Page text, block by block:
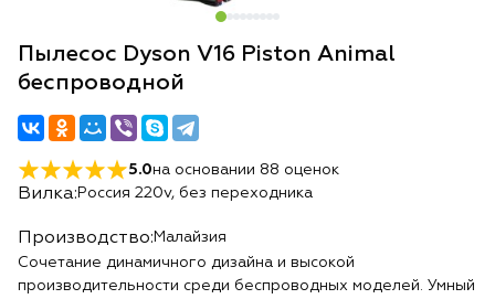
Пылесос Dyson V16 Piston Animal
беспроводной
5.0на основании 88 оценок
Вилка: Россия 220v, без переходника
Производство: Малайзия
Сочетание динамичного дизайна и высокой
производительности среди беспроводных моделей. Умный